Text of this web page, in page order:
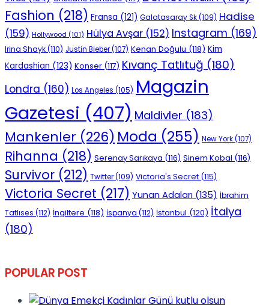
Fashion (218) Fransa (121) Galatasaray Sk(109) Hadise
(159) Hollywood (101) Hülya Avşar (152) Instagram (169)
Irina Shayk(110) Justin Bieber(107) Kenan Doğulu (118) Kim
Kardashian (123) Konser (117) Kıvanç Tatlıtuğ (180)
Londra (160) Los Angeles (105) Magazin
Gazetesi (407) Maldivler (183)
Mankenler (226) Moda (255) New York(107)
Rihanna (218) Serenay Sarıkaya (116) Sinem Kobal (116)
Survivor (212) Twitter(109) Victoria's Secret (115)
Victoria Secret (217) Yunan Adaları (135) İbrahim
Tatlıses (112) İngiltere (118) İspanya (112) İstanbul (120) İtalya
(180)
POPULAR POST